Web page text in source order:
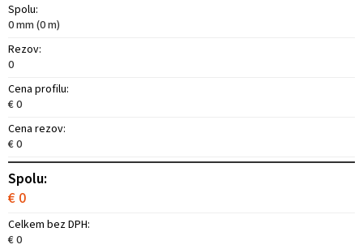
Spolu:
0 mm (0 m)
Rezov:
0
Cena profilu:
€ 0
Cena rezov:
€ 0
Spolu:
€ 0
Celkem bez DPH:
€ 0